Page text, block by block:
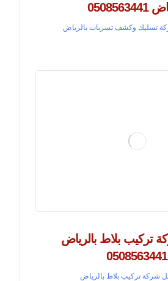
تسليك وكشف تسربات بالرياض
تركيب بلاط بالرياض
0508563441
شركة تركيب بلاط بالرياض